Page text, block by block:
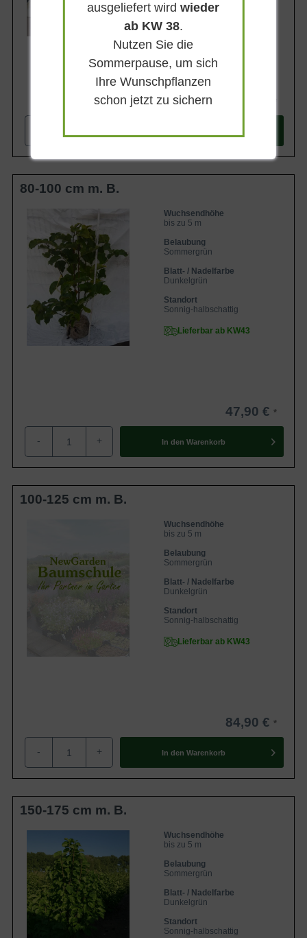
Lieferbar
80-100 cm m. B.
Wuchsendhöhe
bis zu 5 m
Belaubung
Sommergrün
Blatt- / Nadelfarbe
Dunkelgrün
Standort
Sonnig-halbschattig
Lieferbar ab KW43
47,90 €
- + In den Warenkorb
100-125 cm m. B.
Wuchsendhöhe
bis zu 5 m
Belaubung
Sommergrün
Blatt- / Nadelfarbe
Dunkelgrün
Standort
Sonnig-halbschattig
Lieferbar ab KW43
84,90 €
- + In den Warenkorb
150-175 cm m. B.
Wuchsendhöhe
bis zu 5 m
Belaubung
Sommergrün
Blatt- / Nadelfarbe
Dunkelgrün
Standort
Sonnig-halbschattig
ausgeliefert wirdwieder
ab KW 38.
Nutzen Sie die
Sommerpause, um sich
Ihre Wunschpflanzen
schon jetzt zu sichern